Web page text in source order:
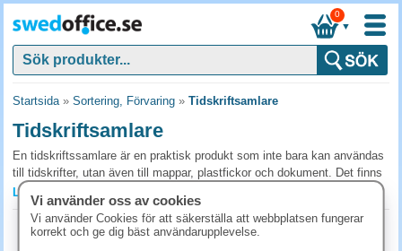
▼
0
Startsida» Sortering, Förvaring » Tidskriftsamlare
Tidskriftsamlare
En tidskriftssamlare är en praktisk produkt som inte bara kan användas
till tidskrifter, utan även till mappar, plastfickor och dokument. Det finns
många olika typer av tidskriftssamlare i varierande storlekar och
utföranden. För att hitta rätt alternativ för din verksamhet eller
hemmakontor så kan du ta del av våra råd nedan.
Läs mer »
Tidskriftssamlare Collecta A4 svart
Vi använder oss av cookies
Vi använder Cookies för att säkerställa att webbplatsen fungerar
korrekt och ge dig bäst användarupplevelse.